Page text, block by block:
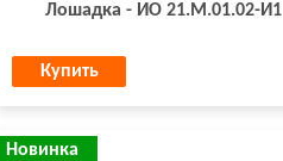
Лошадка - ИО 21.М.01.02-И1
Купить
Новинка